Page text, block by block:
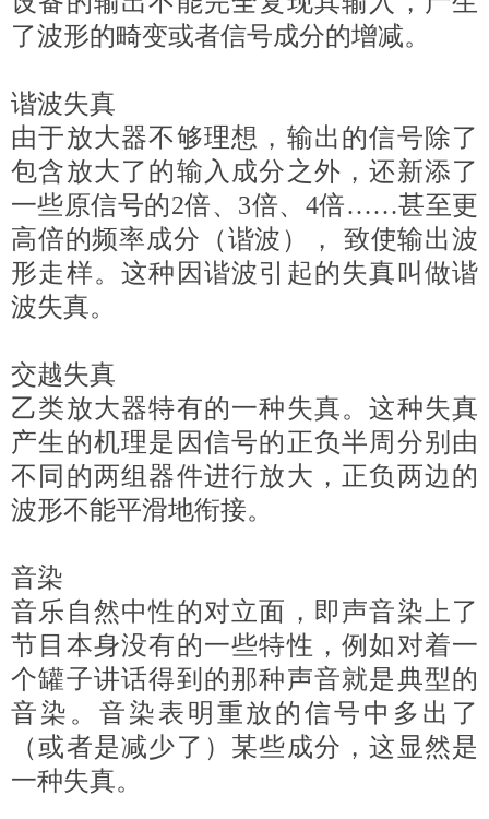
了波形的畸变或者信号成分的增减。
谐波失真
由于放大器不够理想，输出的信号除了
包含放大了的输入成分之外，还新添了
一些原信号的2倍、3倍、4倍……甚至更
高倍的频率成分（谐波）， 致使输出波
形走样。这种因谐波引起的失真叫做谐
波失真。
交越失真
乙类放大器特有的一种失真。这种失真
产生的机理是因信号的正负半周分别由
不同的两组器件进行放大，正负两边的
波形不能平滑地衔接。
音染
音乐自然中性的对立面，即声音染上了
节目本身没有的一些特性，例如对着一
个罐子讲话得到的那种声音就是典型的
音染。音染表明重放的信号中多出了
（或者是减少了）某些成分，这显然是
一种失真。